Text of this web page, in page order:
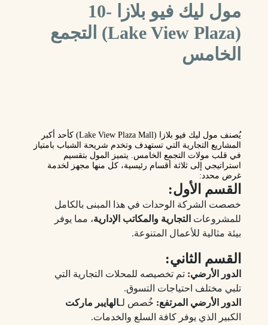
مول ليك فيو بلازا -10
(Lake View Plaza) التجمع
الخامس
يُصنف مول ليك فيو بلازا (Lake View Plaza Mall)
كأحد أكبر
المشاريع التجارية التي تستهدف وتخدم شريحة الشباب بامتياز
في قلب مولات التجمع الخامس. يتميز المول بتقسيم
استراتيجي إلى ثلاثة أقسام رئيسية، كل منها مجهز لخدمة
غرض محدد:
القسم الأول:
خصصت الشركة الوحدات في هذا المبنى بالكامل
للمشروعات التجارية والمكاتب الإدارية، مما يوفر
بيئة مثالية للأعمال المتنوعة.
القسم الثاني:
الدور الأرضي: تم تخصيصه للمحلات التجارية التي
تلبي مختلف احتياجات التسوق.
الدور الأرضي المرتفع: خُصص لـالهايبر ماركت
الكبير الذي يوفر كافة السلع والخدمات.